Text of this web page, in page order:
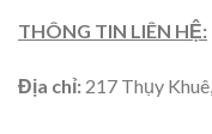
THÔNG TIN LIÊN HỆ:
Địa chỉ: 217 Thụy